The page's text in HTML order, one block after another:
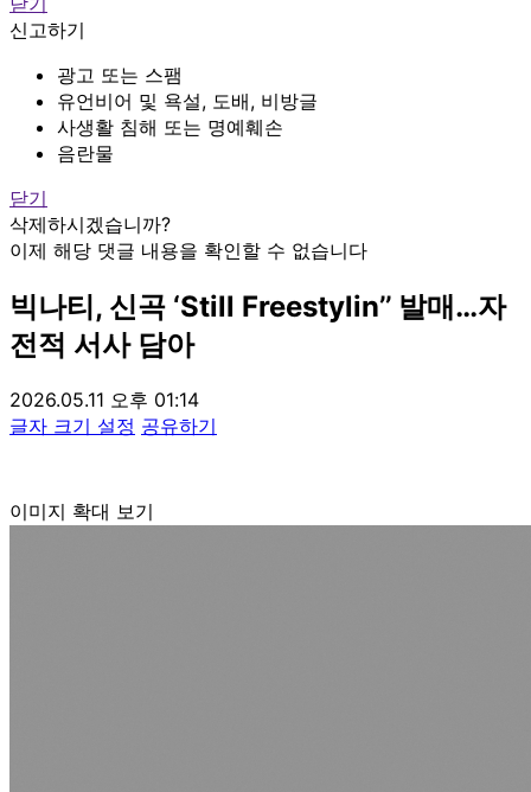
신고하기
광고 또는 스팸
유언비어 및 욕설, 도배, 비방글
사생활 침해 또는 명예훼손
음란물
닫기
삭제하시겠습니까?
이제 해당 댓글 내용을 확인할 수 없습니다
빅나티, 신곡 ‘Still Freestylin’’ 발매…자
전적 서사 담아
2026.05.11 오후 01:14
글자 크기 설정 공유하기
이미지 확대 보기